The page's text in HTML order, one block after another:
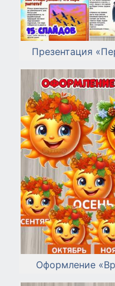
Презентация
Оформление